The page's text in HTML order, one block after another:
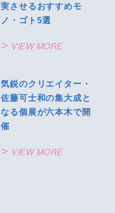
実させるおすすめモ
ノ・ゴト5選
VIEW MORE
気鋭のクリエイター・
佐藤可士和の集大成と
なる個展が六本木で開
催
VIEW MORE